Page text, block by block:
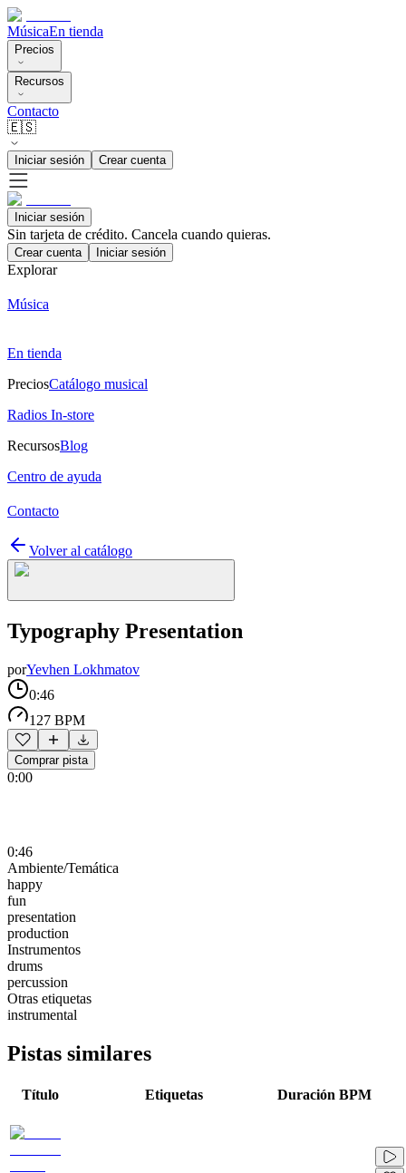
MúsicaEn tienda
Precios
Recursos
Contacto
🇪🇸
Iniciar sesión Crear cuenta
Iniciar sesión
Sin tarjeta de crédito. Cancela cuando quieras.
Crear cuenta Iniciar sesión
Explorar
Música
En tienda
PreciosCatálogo musical
Radios In-store
RecursosBlog
Centro de ayuda
Contacto
Volver al catálogo
Typography Presentation
porYevhen Lokhmatov
0:46
127 BPM
Comprar pista
0:00
0:46
Ambiente/Temática
happy
fun
presentation
production
Instrumentos
drums
percussion
Otras etiquetas
instrumental
Pistas similares
Título Etiquetas Duración BPM